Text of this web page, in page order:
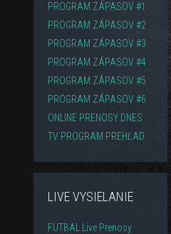
PROGRAM ZÁPASOV #1
PROGRAM ZÁPASOV #2
PROGRAM ZÁPASOV #3
PROGRAM ZÁPASOV #4
PROGRAM ZÁPASOV #5
PROGRAM ZÁPASOV #6
ONLINE PRENOSY DNES
TV PROGRAM PREHĽAD
LIVE VYSIELANIE
FUTBAL Live Prenosy